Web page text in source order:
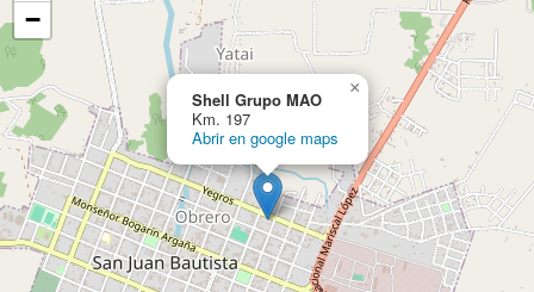
Shell Grupo MAO
Km. 197
Abrir en google maps
×
−